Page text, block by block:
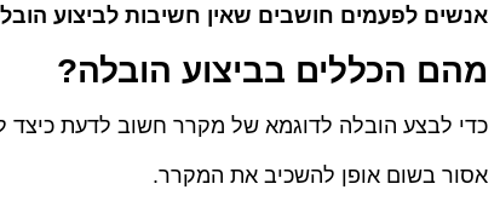
אנשים לפעמים חושבים שאין חשיבות לביצוע
מהם הכללים בביצוע הובלה?
כדי לבצע הובלה לדוגמא של מקרר חשוב לדעת כיצד
אסור בשום אופן להשכיב את המקרר.